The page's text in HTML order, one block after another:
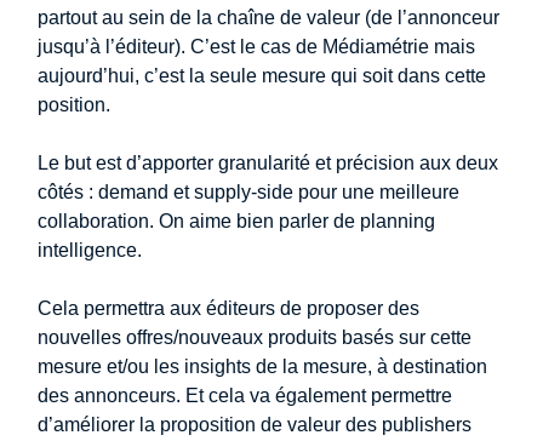
partout au sein de la chaîne de valeur (de l’annonceur
jusqu’à l’éditeur). C’est le cas de Médiamétrie mais
aujourd’hui, c’est la seule mesure qui soit dans cette
position.
Le but est d’apporter granularité et précision aux deux
côtés : demand et supply-side pour une meilleure
collaboration. On aime bien parler de planning
intelligence.
Cela permettra aux éditeurs de proposer des
nouvelles offres/nouveaux produits basés sur cette
mesure et/ou les insights de la mesure, à destination
des annonceurs. Et cela va également permettre
d’améliorer la proposition de valeur des publishers